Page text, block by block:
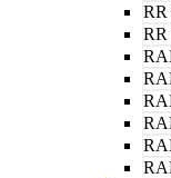
RR
RR